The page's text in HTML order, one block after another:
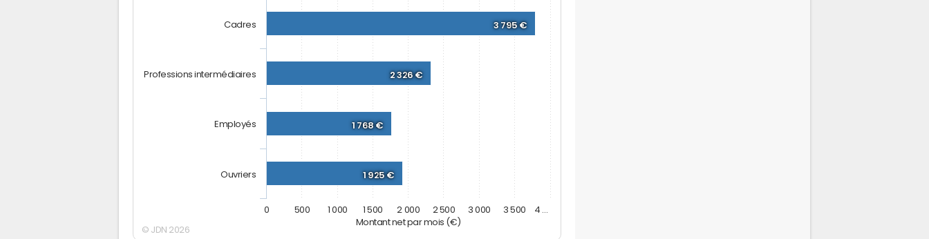
Montant net par mois (€)
3 795 €
2 326 €
1 768 €
1 925 €
Cadres
Professions intermédiaires
Employés
Ouvriers
0 500 1 000 1 500 2 000 2 500 3 000 3 500 4 …
© JDN 2026